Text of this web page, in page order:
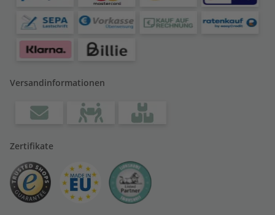
Versandinformationen
Zertifikate